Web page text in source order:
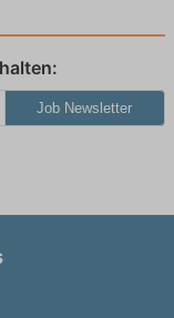
Job Newsletter